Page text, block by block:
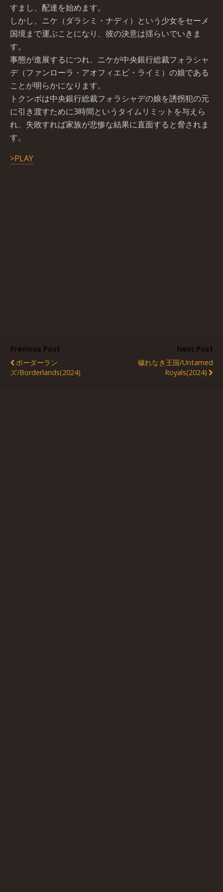
すまし、配達を始めます。
しかし、ニケ（ダラシミ・ナディ）という少女をセーメ
国境まで運ぶことになり、彼の決意は揺らいでいきま
す。
事態が進展するにつれ、ニケが中央銀行総裁フォラシャ
デ（ファンローラ・アオフィエビ・ライミ）の娘である
ことが明らかになります。
トクンボは中央銀行総裁フォラシャデの娘を誘拐犯の元
に引き渡すために3時間というタイムリミットを与えら
れ、失敗すれば家族が悲惨な結果に直面すると脅されま
す。
>PLAY
Previous Post
ボーダーラン
ズ/Borderlands(2024)
Next Post
穢れなき王国/Untamed
Royals(2024)